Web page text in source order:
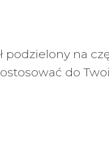
podzielony na
do